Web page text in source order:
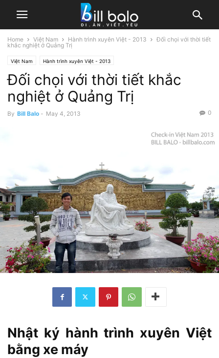
Home Việt Nam Hành trình xuyên Việt - 2013
Đối chọi với thời tiết
khắc nghiệt ở Quảng Trị
Việt Nam Hành trình xuyên Việt - 2013
Đối chọi với thời tiết khắc
nghiệt ở Quảng Trị
By Bill Balo - May 4, 2013 0
Nhật ký hành trình xuyên Việt
bằng xe máy